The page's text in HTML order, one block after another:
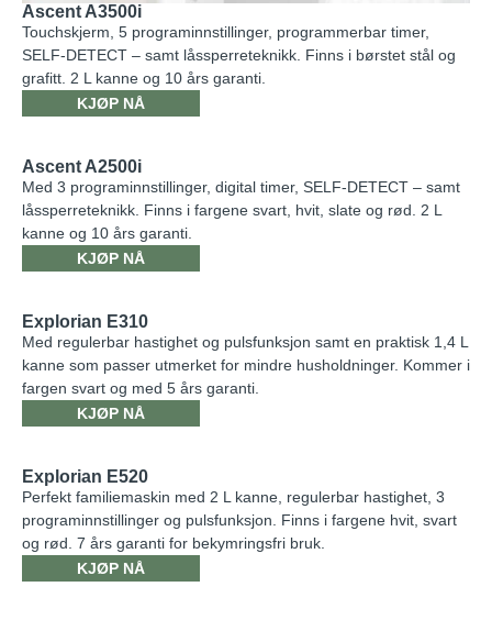
Ascent A3500i
Touchskjerm, 5 programinnstillinger, programmerbar timer,
SELF-DETECT – samt låssperreteknikk. Finns i børstet stål og
grafitt. 2 L kanne og 10 års garanti.
KJØP NÅ
Ascent A2500i
Med 3 programinnstillinger, digital timer, SELF-DETECT – samt
låssperreteknikk. Finns i fargene svart, hvit, slate og rød. 2 L
kanne og 10 års garanti.
KJØP NÅ
Explorian E310
Med regulerbar hastighet og pulsfunksjon samt en praktisk 1,4 L
kanne som passer utmerket for mindre husholdninger. Kommer i
fargen svart og med 5 års garanti.
KJØP NÅ
Explorian E520
Perfekt familiemaskin med 2 L kanne, regulerbar hastighet, 3
programinnstillinger og pulsfunksjon. Finns i fargene hvit, svart
og rød. 7 års garanti for bekymringsfri bruk.
KJØP NÅ